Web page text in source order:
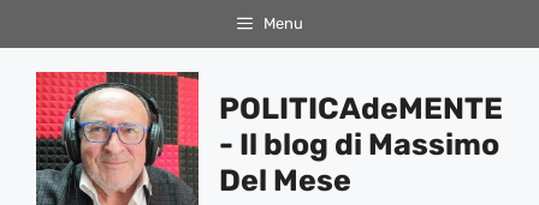
al
contenuto
Menu
POLITICAdeMENTE
- Il blog di Massimo
Del Mese